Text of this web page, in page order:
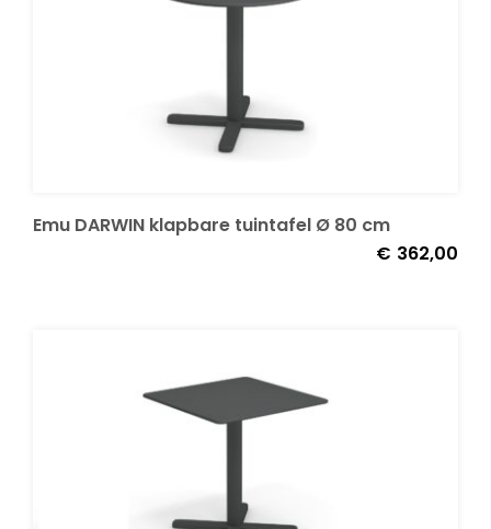
Emu DARWIN klapbare tuintafel Ø 80 cm
€ 362,00